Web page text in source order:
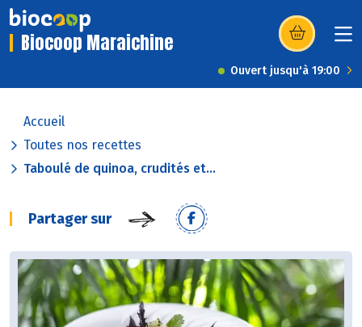
Biocoop Maraichine (s’ouvre dans
Ouvert jusqu'à 19:00
Accueil
Toutes nos recettes
Taboulé de quinoa, crudités et...
Partager sur